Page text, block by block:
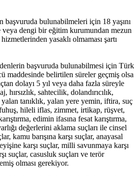
başvuruda bulunabilmeleri için 18 yaşını
veya dengi bir eğitim kurumundan mezun
yasaklı olmaması şartı
başvuruda bulunabilmesi için Türk
maddesinde belirtilen süreler geçmiş olsa
dolayı 5 yıl veya daha fazla süreyle
hırsızlık, sahtecilik, dolandırıcılık,
tanıklık, yalan yere yemin, iftira, suç
hileli iflas, zimmet, irtikap, rüşvet,
edimin ifasına fesat karıştırma,
değerlerini aklama suçları ile cinsel
kamu barışına karşı suçlar, anayasal
karşı suçlar, milli savunmaya karşı
suçlar, casusluk suçları ve terör
olması gerekiyor.